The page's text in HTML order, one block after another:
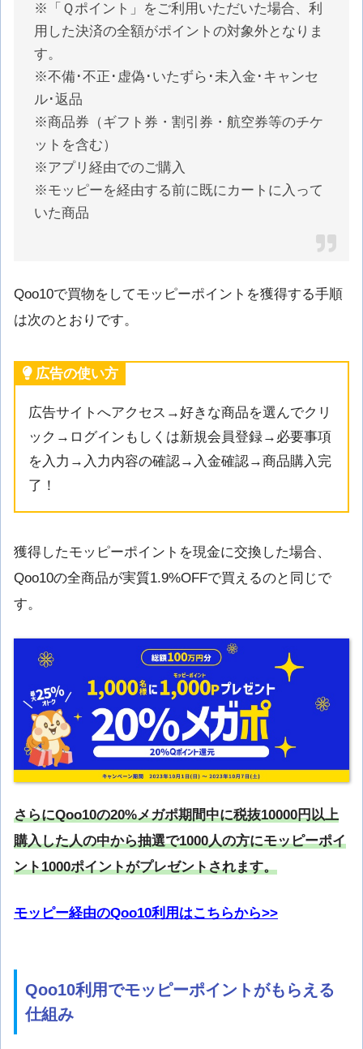
※「Ｑポイント」をご利用いただいた場合、利
用した決済の全額がポイントの対象外となりま
す。
※不備･不正･虚偽･いたずら･未入金･キャンセ
ル･返品
※商品券（ギフト券・割引券・航空券等のチケ
ットを含む）
※アプリ経由でのご購入
※モッピーを経由する前に既にカートに入って
いた商品
Qoo10で買物をしてモッピーポイントを獲得する手順
は次のとおりです。
広告の使い方
広告サイトへアクセス→好きな商品を選んでクリ
ック→ログインもしくは新規会員登録→必要事項
を入力→入力内容の確認→入金確認→商品購入完
了！
獲得したモッピーポイントを現金に交換した場合、
Qoo10の全商品が実質1.9%OFFで買えるのと同じで
す。
さらにQoo10の20%メガポ期間中に税抜10000円以上
購入した人の中から抽選で1000人の方にモッピーポイ
ント1000ポイントがプレゼントされます。
モッピー経由のQoo10利用はこちらから>>
Qoo10利用でモッピーポイントがもらえる
仕組み